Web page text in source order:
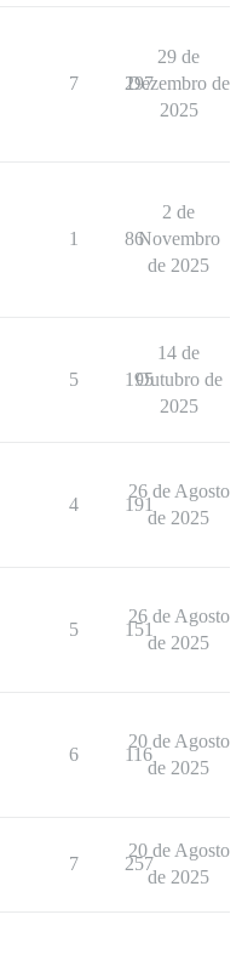
7 297
29 de
Dezembro de
2025
1 86
2 de
Novembro
de 2025
5 195
14 de
Outubro de
2025
4 191
26 de Agosto
de 2025
5 151
26 de Agosto
de 2025
6 116
20 de Agosto
de 2025
7 257
20 de Agosto
de 2025